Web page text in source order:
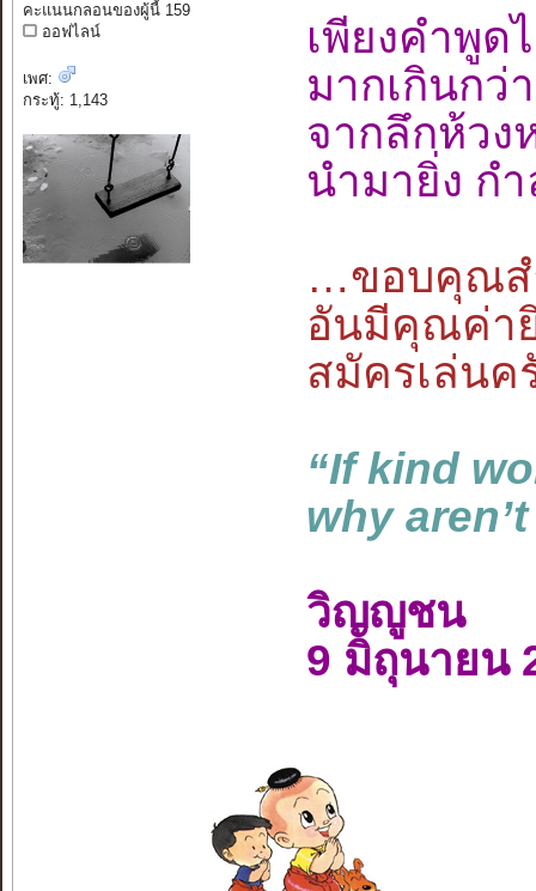
คะแนนกลอนของผู้นี้ 159
ออฟไลน์
เพศ:
กระทู้: 1,143
เพียงคำพูด
มากเกินกว่
จากลึกห้วง
นำมายิ่ง ก
…ขอบคุณส
อันมีคุณค่า
สมัครเล่น
“If kind
why
วิญญูชน
9 มิถุนายน